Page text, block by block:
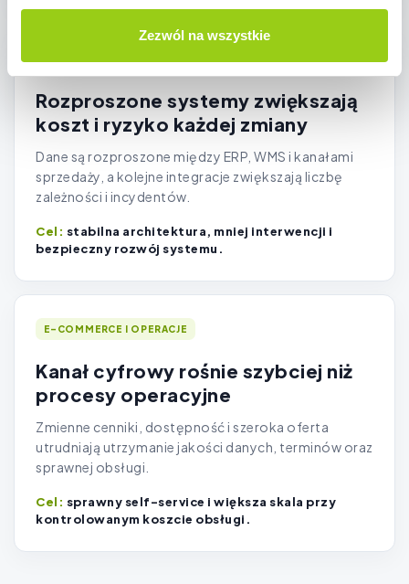
Zezwól na wszystkie
Rozproszone systemy zwiększają
koszt i ryzyko każdej zmiany
Dane są rozproszone między ERP, WMS i kanałami
sprzedaży, a kolejne integracje zwiększają liczbę
zależności i incydentów.
stabilna architektura, mniej interwencji i
bezpieczny rozwój systemu.
E-COMMERCE I OPERACJE
Kanał cyfrowy rośnie szybciej niż
procesy operacyjne
Zmienne cenniki, dostępność i szeroka oferta
utrudniają utrzymanie jakości danych, terminów oraz
sprawnej obsługi.
sprawny self-service i większa skala przy
kontrolowanym koszcie obsługi.